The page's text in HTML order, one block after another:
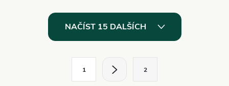
NAČÍST 15 DALŠÍCH
1 2